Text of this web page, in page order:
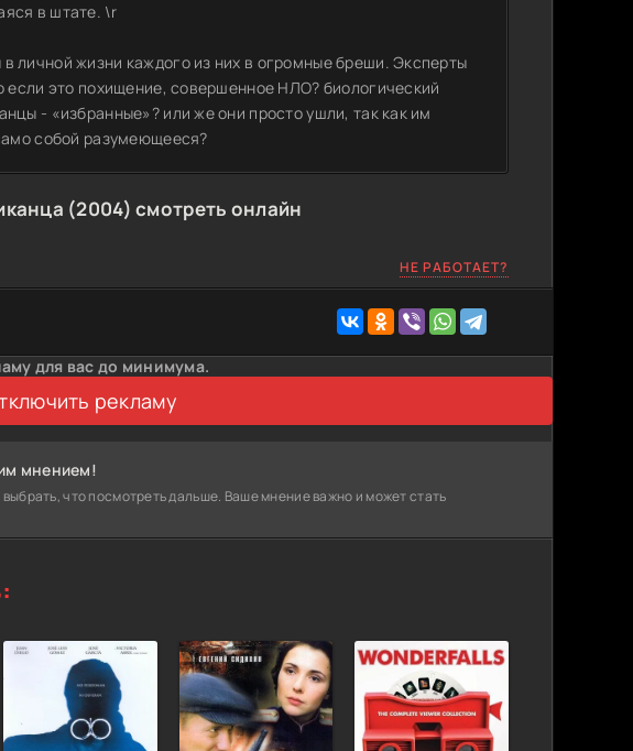
в штате. \r
личной жизни каждого из них в огромные бреши. Эксперты
это похищение, совершенное НЛО? биологический
- «избранные»? или же они просто ушли, так как им
собой разумеющееся?
(2004) смотреть онлайн
НЕ РАБОТАЕТ?
для вас до минимума.
рекламу
мнением!
что посмотреть дальше. Ваше мнение важно и может стать